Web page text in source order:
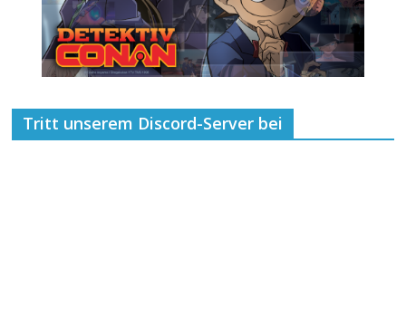
Tritt unserem Discord-Server bei